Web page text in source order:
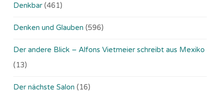
Denkbar (461)
Denken und Glauben (596)
Der andere Blick – Alfons Vietmeier schreibt aus Mexiko
(13)
Der nächste Salon (16)